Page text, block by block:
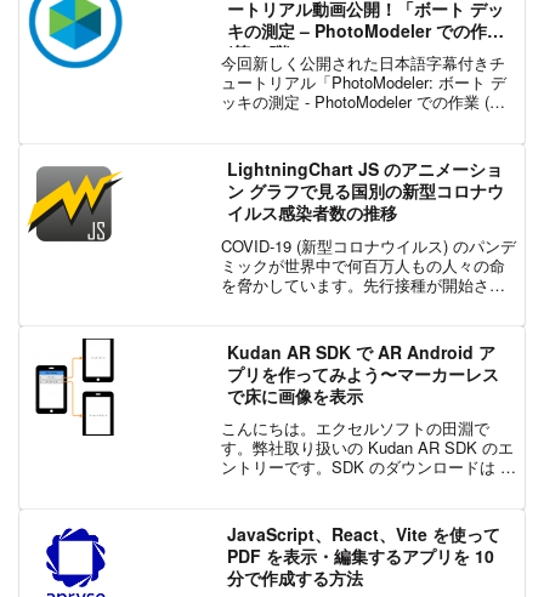
ートリアル動画公開！「ボート デッ
キの測定 – PhotoModeler での作業
(第 3 弾)」
今回新しく公開された日本語字幕付きチ
ュートリアル「PhotoModeler: ボート デ
ッキの測定 - PhotoModeler での作業 (第
す。このチュ...
LightningChart JS のアニメーショ
ン グラフで見る国別の新型コロナウ
イルス感染者数の推移
COVID-19 (新型コロナウイルス) のパンデ
ミックが世界中で何百万人もの人々の命
を脅かしています。先行接種が開始され
す。今回作成したアニメーションの棒グ
ラフ レー...
Kudan AR SDK で AR Android ア
プリを作ってみよう〜マーカーレス
で床に画像を表示
こんにちは。エクセルソフトの田淵で
す。弊社取り扱いの Kudan AR SDK のエ
ントリーです。SDK のダウンロードは こ
でご利用いただけます。企業の方は有
料...
JavaScript、React、Vite を使って
PDF を表示・編集するアプリを 10
分で作成する方法